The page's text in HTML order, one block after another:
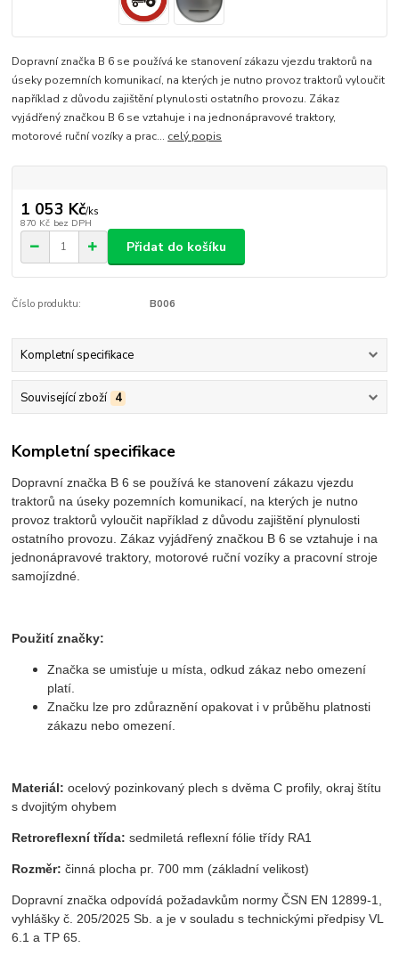
Dopravní značka B 6 se používá ke stanovení zákazu vjezdu traktorů na
úseky pozemních komunikací, na kterých je nutno provoz traktorů vyloučit
například z důvodu zajištění plynulosti ostatního provozu. Zákaz
vyjádřený značkou B 6 se vztahuje i na jednonápravové traktory,
motorové ruční vozíky a prac... celý popis
1 053 Kč/ks
870 Kč bez DPH
Přidat do košíku
Číslo produktu: B006
Kompletní specifikace
Související zboží 4
Kompletní specifikace
Dopravní značka B 6 se používá ke stanovení zákazu vjezdu
traktorů na úseky pozemních komunikací, na kterých je nutno
provoz traktorů vyloučit například z důvodu zajištění plynulosti
ostatního provozu. Zákaz vyjádřený značkou B 6 se vztahuje i na
jednonápravové traktory, motorové ruční vozíky a pracovní stroje
samojízdné.
Použití značky:
Značka se umisťuje u místa, odkud zákaz nebo omezení
platí.
Značku lze pro zdůraznění opakovat i v průběhu platnosti
zákazu nebo omezení.
Materiál: ocelový pozinkovaný plech s dvěma C profily, okraj štítu
s dvojitým ohybem
Retroreflexní třída: sedmiletá reflexní fólie třídy RA1
Rozměr: činná plocha pr. 700 mm (základní velikost)
Dopravní značka odpovídá požadavkům normy ČSN EN 12899-1,
vyhlášky č. 205/2025 Sb. a je v souladu s technickými předpisy VL
6.1 a TP 65.